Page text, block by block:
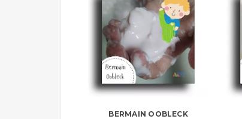
BERMAIN OOBLECK